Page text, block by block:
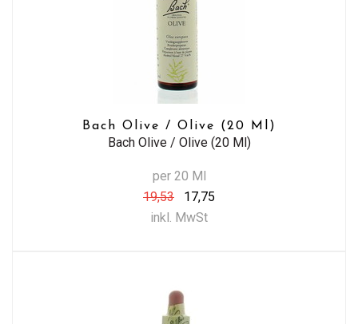
Bach Olive / Olive (20 Ml)
Bach Olive / Olive (20 Ml)
per 20 Ml
19,53
17,75
inkl. MwSt